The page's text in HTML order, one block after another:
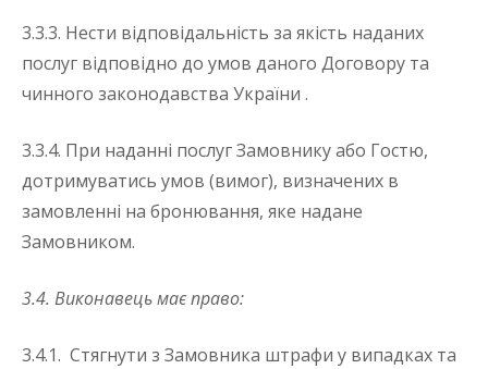
3.3.3. Нести відповідальність за якість наданих
послуг відповідно до умов даного Договору та
чинного законодавства України .
3.3.4. При наданні послуг Замовнику або Гостю,
дотримуватись умов (вимог), визначених в
замовленні на бронювання, яке надане
Замовником.
3.4. Виконавець має право:
3.4.1. Стягнути з Замовника штрафи у випадках та